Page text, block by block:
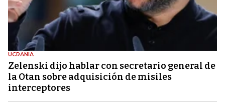
UCRANIA
Zelenski dijo hablar con secretario general de
la Otan sobre adquisición de misiles
interceptores